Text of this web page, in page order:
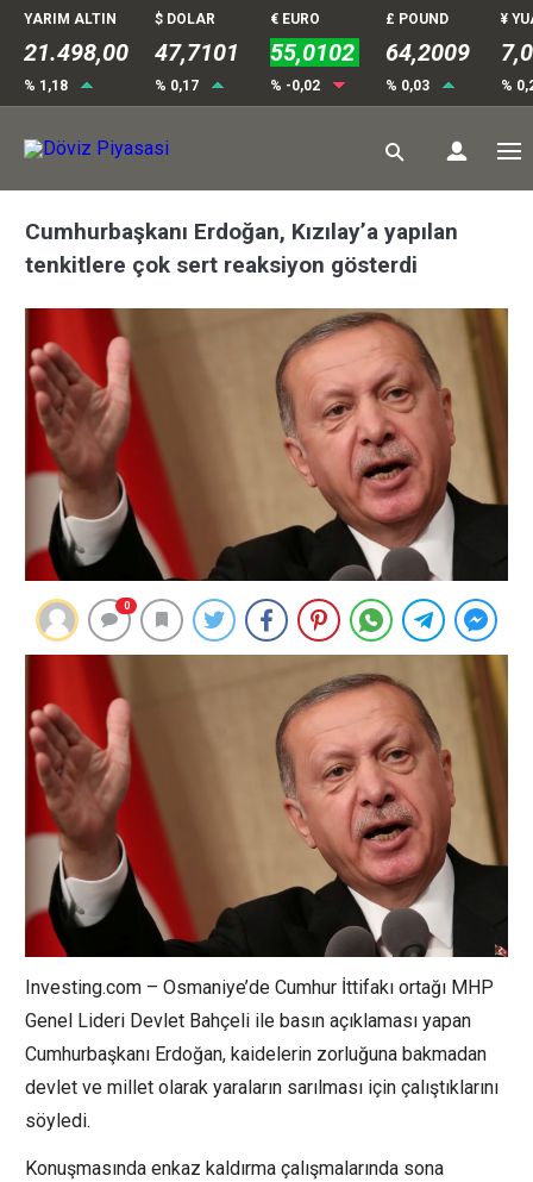
YARIM ALTIN
21.498,00
% 1,18
$ DOLAR
47,7101
% 0,17
€ EURO
55,0102
% -0,02
£ POUND
64,2009
% 0,03
¥
%
Cumhurbaşkanı Erdoğan, Kızılay’a yapılan
tenkitlere çok sert reaksiyon gösterdi
0
Investing.com – Osmaniye’de Cumhur İttifakı ortağı MHP
Genel Lideri Devlet Bahçeli ile basın açıklaması yapan
Cumhurbaşkanı Erdoğan, kaidelerin zorluğuna bakmadan
devlet ve millet olarak yaraların sarılması için çalıştıklarını
söyledi.
Konuşmasında enkaz kaldırma çalışmalarında sona